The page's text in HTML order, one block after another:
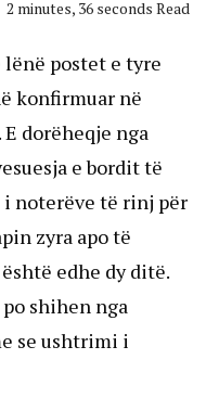
2 minutes, 36 seconds Read
postet e tyre
konfirmuar në
dorëheqje nga
e bordit të
i noterëve të rinj për
zyra apo të
edhe dy ditë.
shihen nga
se ushtrimi i